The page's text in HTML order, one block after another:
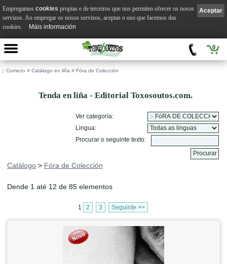
0
:: Comezo > Catálogo en liña > Fóra de Colección
Tenda en liña - Editorial Toxosoutos.com.
Ver categoría:
Lingua:
Procurar o seguinte texto:
Catálogo > Fóra de Colección
Dende 1 até 12 de 85 elementos
1 2 3 Seguinte >>
Aceptar
Empregamos cookies propias e de terceiros que nos permiten ofrecer os nosos
servizos. Ao empregar os nosos servizos, aceptas o uso que facemos das
cookies.
Máis información